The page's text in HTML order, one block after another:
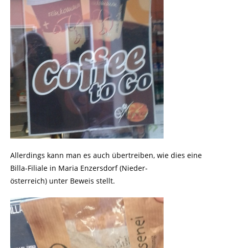
Allerdings kann man es auch übertreiben, wie dies eine
Billa-Filiale in Maria Enzersdorf (Nieder-
österreich) unter Beweis stellt.